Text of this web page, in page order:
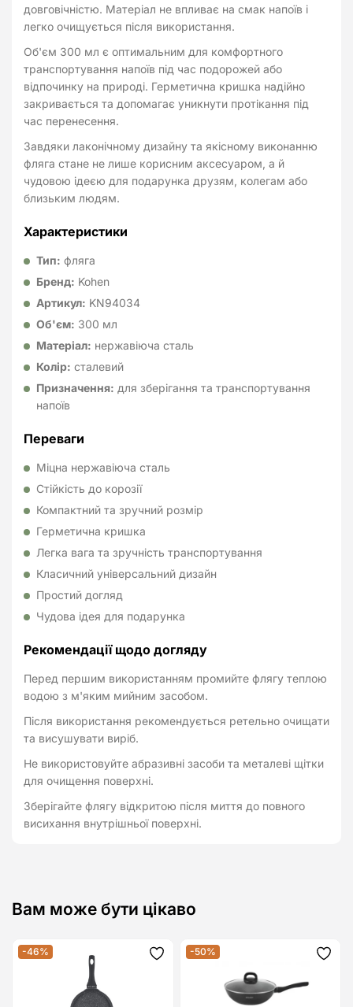
довговічністю. Матеріал не впливає на смак напоїв і
легко очищується після використання.
Об'єм 300 мл є оптимальним для комфортного
транспортування напоїв під час подорожей або
відпочинку на природі. Герметична кришка надійно
закривається та допомагає уникнути протікання під
час перенесення.
Завдяки лаконічному дизайну та якісному виконанню
фляга стане не лише корисним аксесуаром, а й
чудовою ідеєю для подарунка друзям, колегам або
близьким людям.
Характеристики
Тип: фляга
Бренд: Kohen
Артикул: KN94034
Об'єм: 300 мл
Матеріал: нержавіюча сталь
Колір: сталевий
Призначення: для зберігання та транспортування
напоїв
Переваги
Міцна нержавіюча сталь
Стійкість до корозії
Компактний та зручний розмір
Герметична кришка
Легка вага та зручність транспортування
Класичний універсальний дизайн
Простий догляд
Чудова ідея для подарунка
Рекомендації щодо догляду
Перед першим використанням промийте флягу теплою
водою з м'яким мийним засобом.
Після використання рекомендується ретельно очищати
та висушувати виріб.
Не використовуйте абразивні засоби та металеві щітки
для очищення поверхні.
Зберігайте флягу відкритою після миття до повного
висихання внутрішньої поверхні.
Вам може бути цікаво
-46% Додати-50%